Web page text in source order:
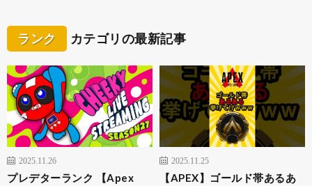
ランク カテゴリの最新記事
2025.11.26
プレデターランク 【Apex
2025.11.25
【APEX】ゴールド帯あるあ